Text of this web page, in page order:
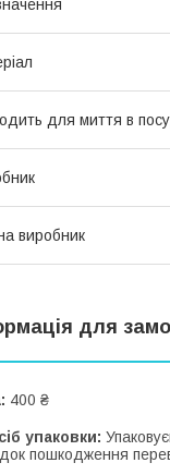
для миття в
виробник
для
400 ₴
упаковки:
пошкодження